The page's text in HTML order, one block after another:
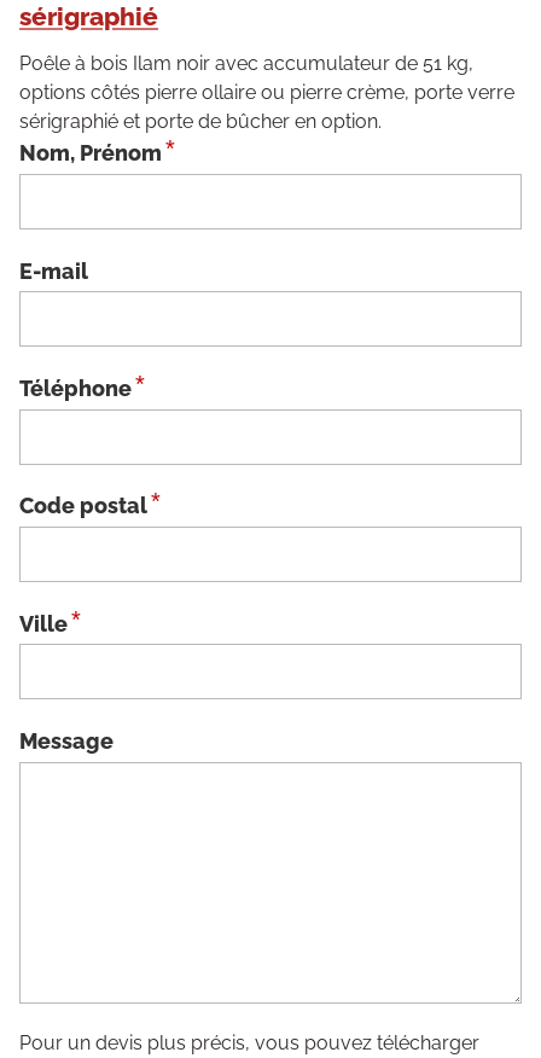
sérigraphié
Poêle à bois Ilam noir avec accumulateur de 51 kg,
options côtés pierre ollaire ou pierre crème, porte verre
sérigraphié et porte de bûcher en option.
Nom, Prénom*
E-mail
Téléphone*
Code postal*
Ville*
Message
Pour un devis plus précis, vous pouvez télécharger